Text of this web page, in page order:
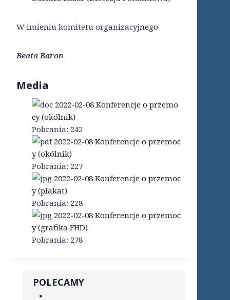
W imieniu komitetu organizacyjnego
Beata Baron
Media
2022-02-08 Konferencje o przemo
cy (okólnik)
Pobrania: 242
2022-02-08 Konferencje o przemoc
y (okólnik)
Pobrania: 227
2022-02-08 Konferencje o przemoc
y (plakat)
Pobrania: 228
2022-02-08 Konferencje o przemoc
y (grafika FHD)
Pobrania: 278
POLECAMY